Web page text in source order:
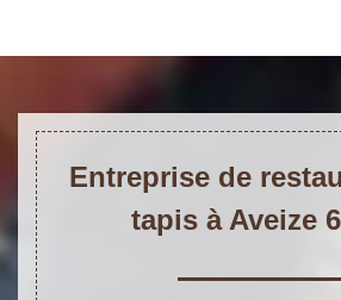
Entreprise de
tapis à Aveize